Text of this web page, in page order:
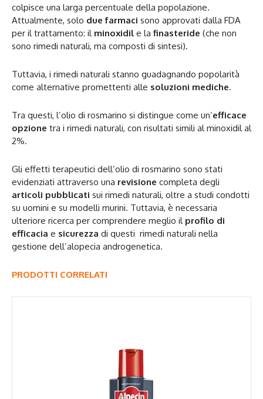
colpisce una larga percentuale della popolazione.
Attualmente, solo due farmaci sono approvati dalla FDA
per il trattamento: il minoxidil e la finasteride (che non
sono rimedi naturali, ma composti di sintesi).
Tuttavia, i rimedi naturali stanno guadagnando popolarità
come alternative promettenti alle soluzioni mediche.
Tra questi, l’olio di rosmarino si distingue come un’efficace
opzione tra i rimedi naturali, con risultati simili al minoxidil al
2%.
Gli effetti terapeutici dell’olio di rosmarino sono stati
evidenziati attraverso una revisione completa degli
articoli pubblicati sui rimedi naturali, oltre a studi condotti
su uomini e su modelli murini. Tuttavia, è necessaria
ulteriore ricerca per comprendere meglio il profilo di
efficacia e sicurezza di questi rimedi naturali nella
gestione dell’alopecia androgenetica.
PRODOTTI CORRELATI